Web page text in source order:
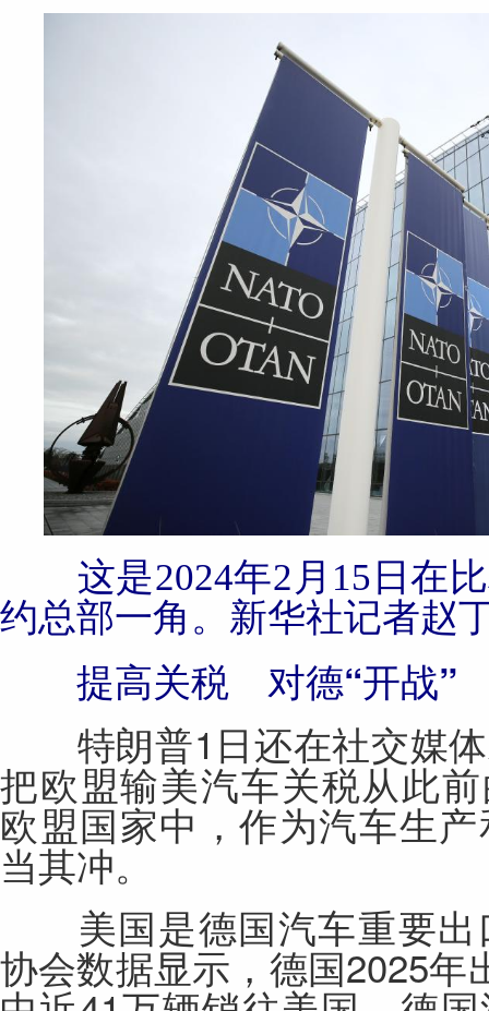
这是2024年2月15日在比
约总部一角。新华社记者赵
提高关税 对德“开战”
特朗普1日还在社交媒体
把欧盟输美汽车关税从此
欧盟国家中，作为汽车生
当其冲。
美国是德国汽车重要
协会数据显示，德国2025年